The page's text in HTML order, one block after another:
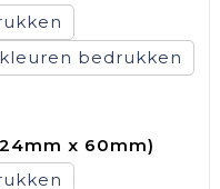
x 60mm)